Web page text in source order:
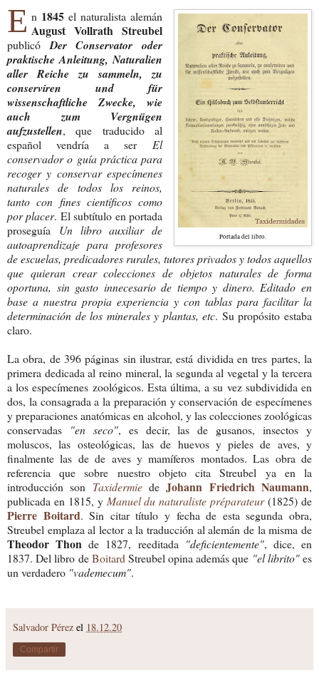
Portada del libro.
E n 1845 el naturalista alemán
August Vollrath Streubel
publicó Der Conservator oder
praktische Anleitung, Naturalien
aller Reiche zu sammeln, zu
conserviren und für
wissenschaftliche Zwecke, wie
auch zum Vergnügen
aufzustellen, que traducido al
español vendría a ser El
conservador o guía práctica para
recoger y conservar especímenes
naturales de todos los reinos,
tanto con fines científicos como
por placer. El subtítulo en portada
proseguía Un libro auxiliar de
autoaprendizaje para profesores
de escuelas, predicadores rurales, tutores privados y todos aquellos
que quieran crear colecciones de objetos naturales de forma
oportuna, sin gasto innecesario de tiempo y dinero. Editado en
base a nuestra propia experiencia y con tablas para facilitar la
determinación de los minerales y plantas, etc. Su propósito estaba
claro.
La obra, de 396 páginas sin ilustrar, está dividida en tres partes, la
primera dedicada al reino mineral, la segunda al vegetal y la tercera
a los especímenes zoológicos. Esta última, a su vez subdividida en
dos, la consagrada a la preparación y conservación de especímenes
y preparaciones anatómicas en alcohol, y las colecciones zoológicas
conservadas
"en seco", es decir, las de gusanos, insectos y
moluscos, las osteológicas, las de huevos y pieles de aves, y
finalmente las de de aves y mamíferos montados. Las obra de
referencia que sobre nuestro objeto cita Streubel ya en la
introducción son TaxidermiedeJohann Friedrich Naumann,
publicada en 1815, y Manuel du naturaliste préparateur(1825) de
Pierre Boitard. Sin citar título y fecha de esta segunda obra,
Streubel emplaza al lector a la traducción al alemán de la misma de
Theodor Thon de 1827, reeditada "deficientemente", dice, en
1837. Del libro deBoitard Streubel opina además que "el librito"es
un verdadero "vademecum".
Salvador Pérez el 18.12.20
Compartir